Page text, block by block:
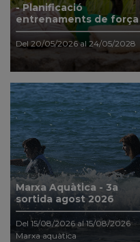
- Planificació
entrenaments de força
Del 20/05/2026 al 24/05/2028
Marxa Aquàtica - 3a
sortida agost 2026
Del 15/08/2026 al 15/08/2026
Marxa aquàtica